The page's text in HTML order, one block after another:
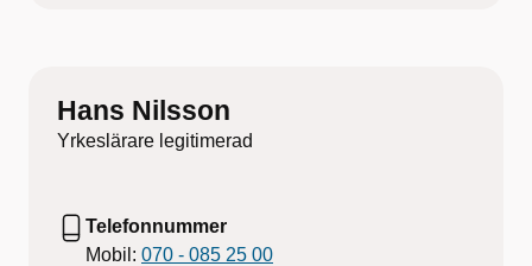
Hans Nilsson
Yrkeslärare legitimerad
Telefonnummer
Mobil: 070 - 085 25 00